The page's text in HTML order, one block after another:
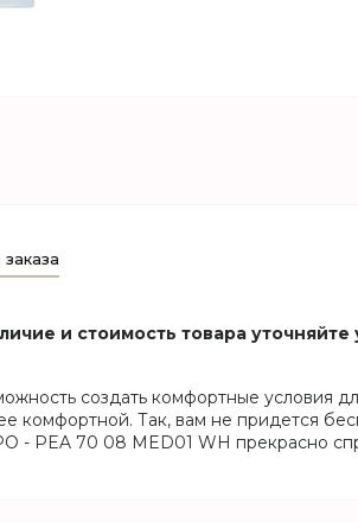
и стоимость товара
создать комфортные условия
комфортной. Так, вам не придется
- PEA 70 08 MED01 WH прекрасно